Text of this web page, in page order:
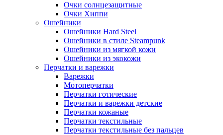
Очки солнцезащитные
Очки Хиппи
Ошейники
Ошейники Hard Steel
Ошейники в стиле Steampunk
Ошейники из мягкой кожи
Ошейники из экокожи
Перчатки и варежки
Варежки
Мотоперчатки
Перчатки готические
Перчатки и варежки детские
Перчатки кожаные
Перчатки текстильные
Перчатки текстильные без пальцев